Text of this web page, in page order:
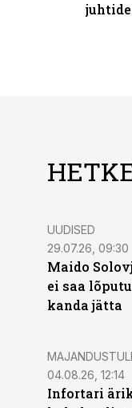
UUDISED
29.07.26, 09:30
Maido
ei saa
kanda jätta
04.08.26, 12:14
Infortari